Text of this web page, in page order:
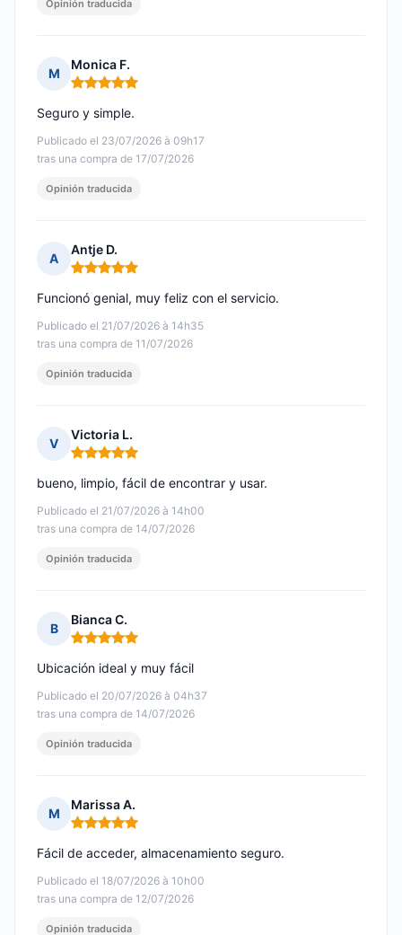
Opinión traducida
M
Monica F.
Nota: 5 de 5
Publicado el 23/07/2026 à 09h17
tras una compra de 17/07/2026
Seguro y simple.
Opinión traducida
A
Antje D.
Nota: 5 de 5
Publicado el 21/07/2026 à 14h35
tras una compra de 11/07/2026
Funcionó genial, muy feliz con el servicio.
Opinión traducida
V
Victoria L.
Nota: 5 de 5
Publicado el 21/07/2026 à 14h00
tras una compra de 14/07/2026
bueno, limpio, fácil de encontrar y usar.
Opinión traducida
B
Bianca C.
Nota: 5 de 5
Publicado el 20/07/2026 à 04h37
tras una compra de 14/07/2026
Ubicación ideal y muy fácil
Opinión traducida
M
Marissa A.
Nota: 5 de 5
Publicado el 18/07/2026 à 10h00
tras una compra de 12/07/2026
Fácil de acceder, almacenamiento seguro.
Opinión traducida